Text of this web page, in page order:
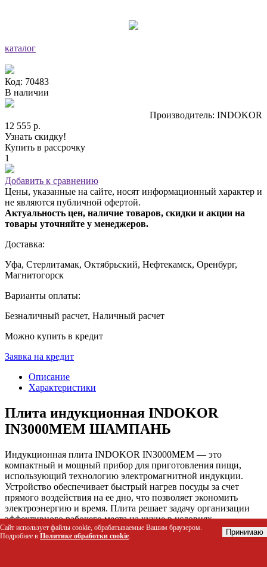
каталог
Код: 70483
В наличии
Производитель: INDOKOR
12 555 р.
Узнать скидку!
Купить в рассрочку
1
Добавить к сравнению
Цены, указанные на сайте, носят информационный характер и
не являются публичной офертой.
Актуальность цен, наличие товаров, скидки и акции на
товары уточняйте у менеджеров.
Доставка:
Уфа, Стерлитамак, Октябрьский, Нефтекамск, Оренбург,
Магнитогорск
Варианты оплаты:
Безналичный расчет, Наличный расчет
Можно купить в кредит
Заявка на кредит
Описание
Характеристики
Плита индукционная INDOKOR
IN3000MEM ШАМПАНЬ
Индукционная плита INDOKOR IN3000MEM — это
компактный и мощный прибор для приготовления пищи,
использующий технологию электромагнитной индукции.
Устройство обеспечивает быстрый нагрев посуды за счет
прямого воздействия на ее дно, что позволяет экономить
электроэнергию и время. Плита решает задачу организации
эффективного рабочего места на кухне в условиях
ограниченного пространства благодаря своим небольшим
габаритам и высокой производительности.
Сайт использует файлы cookie, обрабатываемые Вашим браузером.
Подробнее в Политике обработки cookie. Принимаю